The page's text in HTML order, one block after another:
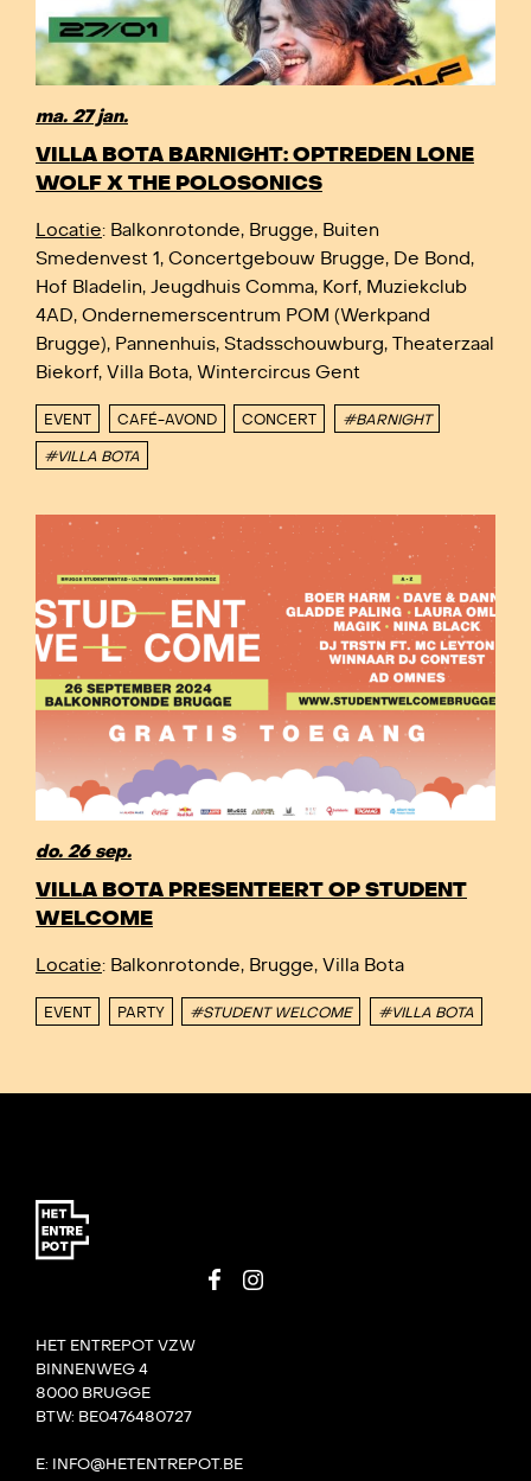
ma. 27 jan.
VILLA BOTA BARNIGHT: OPTREDEN LONE
WOLF X THE POLOSONICS
Locatie: Balkonrotonde, Brugge, Buiten
Smedenvest 1, Concertgebouw Brugge, De Bond,
Hof Bladelin, Jeugdhuis Comma, Korf, Muziekclub
4AD, Ondernemerscentrum POM (Werkpand
Brugge), Pannenhuis, Stadsschouwburg, Theaterzaal
Biekorf, Villa Bota, Wintercircus Gent
EVENT CAFÉ-AVOND CONCERT #BARNIGHT
#VILLA BOTA
do. 26 sep.
VILLA BOTA PRESENTEERT OP STUDENT
WELCOME
Locatie: Balkonrotonde, Brugge, Villa Bota
EVENT PARTY #STUDENT WELCOME #VILLA BOTA
HET ENTREPOT VZW
BINNENWEG 4
8000 BRUGGE
BTW: BE0476480727
E: INFO@HETENTREPOT.BE